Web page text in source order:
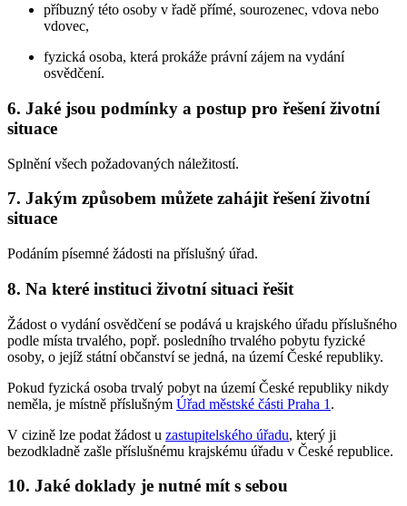
příbuzný této osoby v řadě přímé, sourozenec, vdova nebo
vdovec,
fyzická osoba, která prokáže právní zájem na vydání
osvědčení.
6. Jaké jsou podmínky a postup pro řešení životní
situace
Splnění všech požadovaných náležitostí.
7. Jakým způsobem můžete zahájit řešení životní
situace
Podáním písemné žádosti na příslušný úřad.
8. Na které instituci životní situaci řešit
Žádost o vydání osvědčení se podává u krajského úřadu příslušného
podle místa trvalého, popř. posledního trvalého pobytu fyzické
osoby, o jejíž státní občanství se jedná, na území České republiky.
Pokud fyzická osoba trvalý pobyt na území České republiky nikdy
neměla, je místně příslušným Úřad městské části Praha 1 .
V cizině lze podat žádost u zastupitelského úřadu, který ji
bezodkladně zašle příslušnému krajskému úřadu v České republice.
10. Jaké doklady je nutné mít s sebou